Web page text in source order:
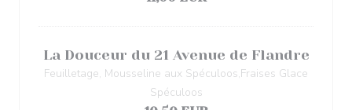
La Douceur du 21 Avenue de Flandre
Feuilletage, Mousseline aux Spéculoos,Fraises Glace
Spéculoos